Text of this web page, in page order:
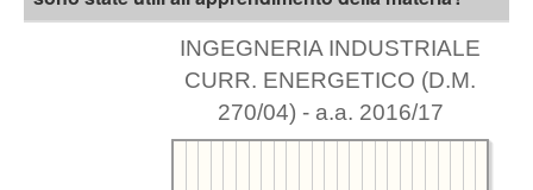
INGEGNERIA INDUSTRIALE
CURR. ENERGETICO (D.M.
270/04) - a.a. 2016/17